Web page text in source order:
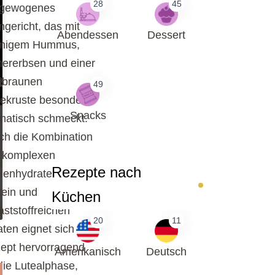
das mit
Hummus,
und einer
besonders
schmeckt.
die Kombination
komplexen
und
eignet sich das
hervorragend
Lutealphase,
28
Abendessen
45
Dessert
49
Snacks
Rezepte nach
Küchen
20
Amerikanisch
11
Deutsch